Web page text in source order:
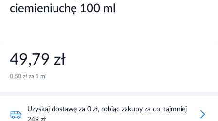
ciemieniuchę 100 ml
49,79 zł
0,50 zł za 1 ml
Uzyskaj dostawę za 0 zł, robiąc zakupy za co najmniej
249 zł